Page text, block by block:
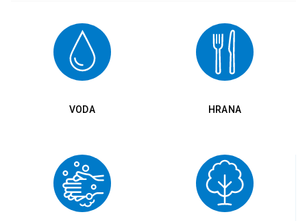
VODA HRANA